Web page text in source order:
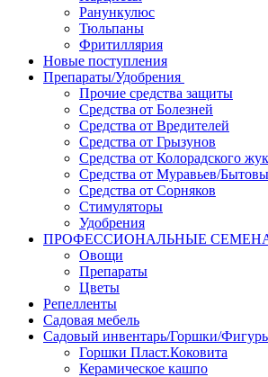
Ранункулюс
Тюльпаны
Фритиллярия
Новые поступления
Препараты/Удобрения
Прочие средства защиты
Средства от Болезней
Средства от Вредителей
Средства от Грызунов
Средства от Колорадского
Средства от Муравьев/
Средства от Сорняков
Стимуляторы
Удобрения
ПРОФЕССИОНАЛЬНЫЕ
Овощи
Препараты
Цветы
Репелленты
Садовая мебель
Садовый инвентарь/Горшки/
Горшки Пласт.Коковита
Керамическое кашпо